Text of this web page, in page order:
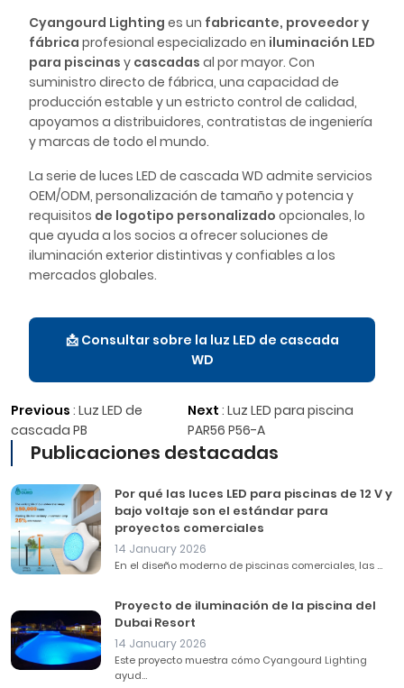
Cyangourd Lighting es un fabricante, proveedor y
fábrica profesional especializado en iluminación LED
para piscinas y cascadas al por mayor. Con
suministro directo de fábrica, una capacidad de
producción estable y un estricto control de calidad,
apoyamos a distribuidores, contratistas de ingeniería
y marcas de todo el mundo.
La serie de luces LED de cascada WD admite servicios
OEM/ODM, personalización de tamaño y potencia y
requisitos de logotipo personalizado opcionales, lo
que ayuda a los socios a ofrecer soluciones de
iluminación exterior distintivas y confiables a los
mercados globales.
📩 Consultar sobre la luz LED de cascada
WD
Previous : Luz LED de
cascada PB
Next : Luz LED para piscina
PAR56 P56-A
Publicaciones destacadas
Por qué las luces LED para piscinas de 12 V y
bajo voltaje son el estándar para
proyectos comerciales
14 January 2026
En el diseño moderno de piscinas comerciales, las ...
Proyecto de iluminación de la piscina del
Dubai Resort
14 January 2026
Este proyecto muestra cómo Cyangourd Lighting
ayud...